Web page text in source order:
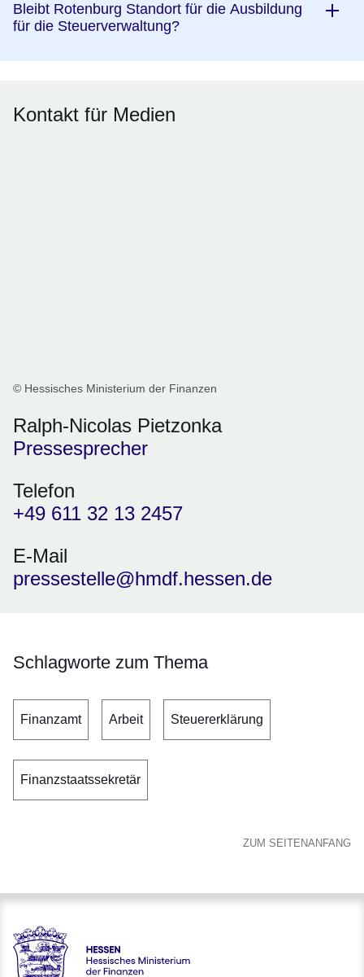
Bleibt Rotenburg Standort für die Ausbildung
für die Steuerverwaltung?
Kontakt für Medien
© Hessisches Ministerium der Finanzen
Ralph-Nicolas Pietzonka
Pressesprecher
Telefon
+49 611 32 13 2457
E-Mail
pressestelle@hmdf.hessen.de
Schlagworte zum Thema
Finanzamt Arbeit Steuererklärung
Finanzstaatssekretär
ZUM SEITENANFANG